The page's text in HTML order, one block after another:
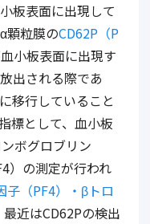
板表面に出現して
顆粒膜のCD62P（P
小板表面に出現す
出される際であ
移行していること
標として、血小板
ボグロブリン
）の測定が行われ
子（PF4）・βトロ
近はCD62Pの検出